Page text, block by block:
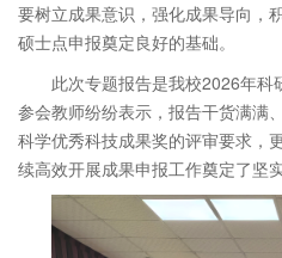
要树立成果意识，强化成果导向，
硕士点申报奠定良好的基础。
此次专题报告是我校2026年科
参会教师纷纷表示，报告干货满满
科学优秀科技成果奖的评审要求，
续高效开展成果申报工作奠定了坚实